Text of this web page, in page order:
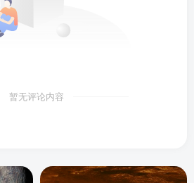
暂无评论内容